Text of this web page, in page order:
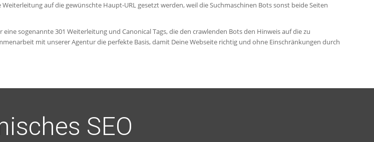
auf die gewünschte Haupt-URL gesetzt werden, weil die Suchmaschinen Bots sonst beide Seiten
sogenannte 301 Weiterleitung und Canonical Tags, die den crawlenden Bots den Hinweis auf die zu
mit unserer Agentur die perfekte Basis, damit Deine Webseite richtig und ohne Einschränkungen durch
SEO